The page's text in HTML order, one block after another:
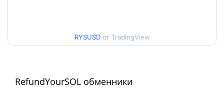
RYSUSD от TradingView
RefundYourSOL обменники